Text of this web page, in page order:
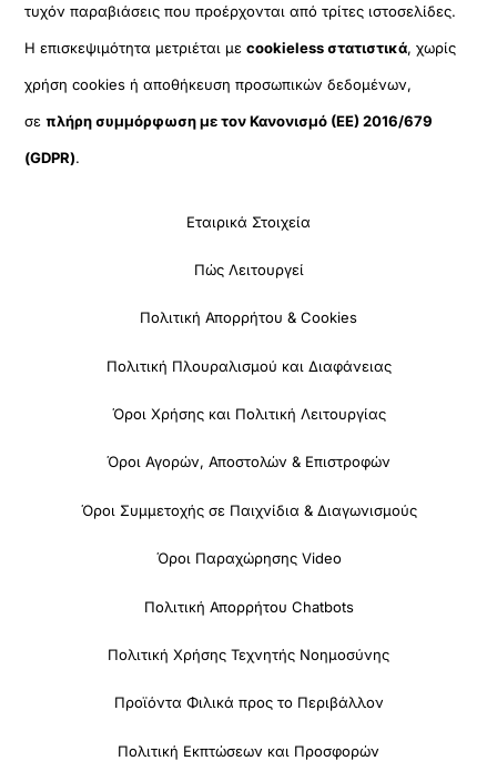
τυχόν παραβιάσεις που προέρχονται από τρίτες ιστοσελίδες.
Η επισκεψιμότητα μετριέται μεcookieless στατιστικά, χωρίς
χρήση cookies ή αποθήκευση προσωπικών δεδομένων,
σεπλήρη συμμόρφωση με τον Κανονισμό (ΕΕ) 2016/679
(GDPR).
Εταιρικά Στοιχεία
Πώς Λειτουργεί
Πολιτική Απορρήτου & Cookies
Πολιτική Πλουραλισμού και Διαφάνειας
Όροι Χρήσης και Πολιτική Λειτουργίας
Όροι Αγορών, Αποστολών & Επιστροφών
Όροι Συμμετοχής σε Παιχνίδια & Διαγωνισμούς
Όροι Παραχώρησης Video
Πολιτική Απορρήτου Chatbots
Πολιτική Χρήσης Τεχνητής Νοημοσύνης
Προϊόντα Φιλικά προς το Περιβάλλον
Πολιτική Εκπτώσεων και Προσφορών